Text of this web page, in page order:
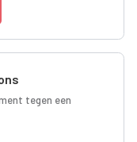
tegen een